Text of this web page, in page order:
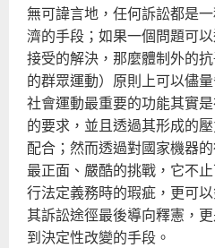
無可諱言地，任何訴訟都是
濟的手段；如果一個問題可
接受的解決，那麼體制外的
的群眾運動）原則上可以儘
社會運動最重要的功能其實
的要求，並且透過其形成的
配合；然而透過對國家機器
最正面、嚴酷的挑戰，它不
行法定義務時的瑕疵，更可
其訴訟途徑最後導向釋憲，
到決定性改變的手段。